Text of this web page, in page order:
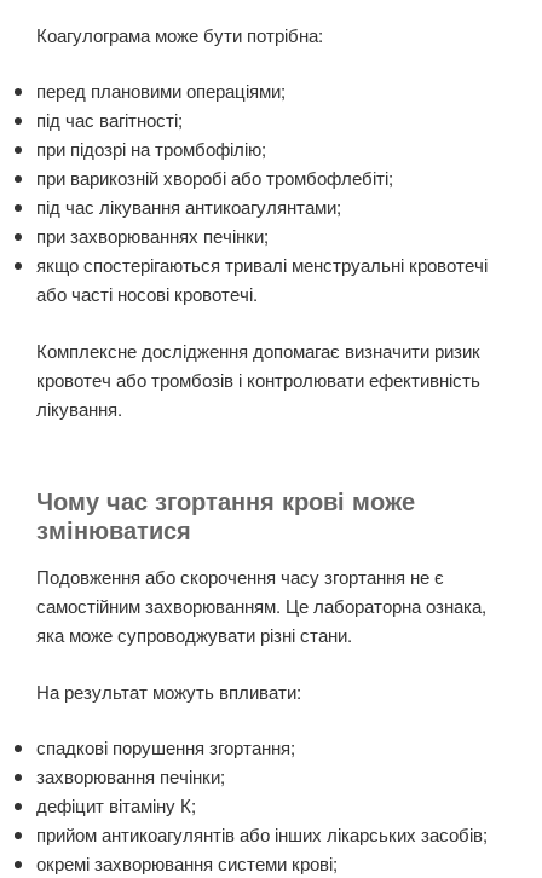
Коагулограма може бути потрібна:
перед плановими операціями;
під час вагітності;
при підозрі на тромбофілію;
при варикозній хворобі або тромбофлебіті;
під час лікування антикоагулянтами;
при захворюваннях печінки;
якщо спостерігаються тривалі менструальні кровотечі
або часті носові кровотечі.
Комплексне дослідження допомагає визначити ризик
кровотеч або тромбозів і контролювати ефективність
лікування.
Чому час згортання крові може
змінюватися
Подовження або скорочення часу згортання не є
самостійним захворюванням. Це лабораторна ознака,
яка може супроводжувати різні стани.
На результат можуть впливати:
спадкові порушення згортання;
захворювання печінки;
дефіцит вітаміну К;
прийом антикоагулянтів або інших лікарських засобів;
окремі захворювання системи крові;